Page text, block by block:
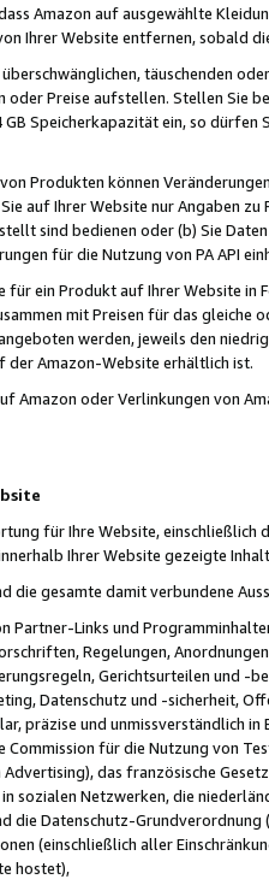
Amazon auf ausgewählte
Ihrer Website entfernen, sobald
täuschenden
oder Preise aufstellen. Stellen Sie
Speicherkapazität ein, so dürfen
Produkten können
auf Ihrer Website nur Angaben
sind bedienen oder (b) Sie
für die Nutzung von PA API
für ein Produkt auf Ihrer Website
mit Preisen für das
werden, jeweils den
der Amazon-Website erhältlich ist.
Amazon oder Verlinkungen von
für Ihre Website,
Ihrer Website gezeigte
die gesamte damit verbundene
Partner-Links und
Regelungen,
Gerichtsurteilen und -
Datenschutz und -sicherheit,
präzise und unmissverständlich
Commission für die Nutzung von
das französische
in sozialen Netzwerken, die
die Datenschutz-
(einschließlich aller
hostet),